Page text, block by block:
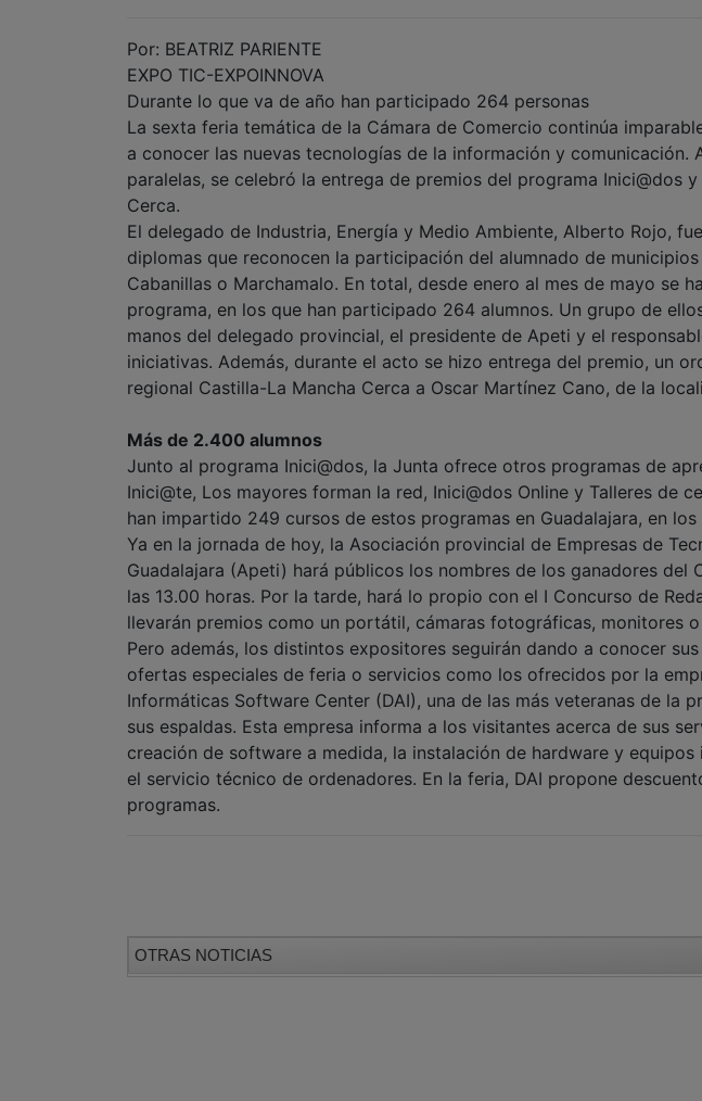
Por: BEATRIZ PARIENTE
EXPO TIC-EXPOINNOVA
Durante lo que va de año han participado 264 personas
La sexta feria temática de la Cámara de Comercio continúa
a conocer las nuevas tecnologías de la información y comunicación.
paralelas, se celebró la entrega de premios del programa Inici@dos
Cerca.
El delegado de Industria, Energía y Medio Ambiente, Alberto Rojo,
diplomas que reconocen la participación del alumnado de
Cabanillas o Marchamalo. En total, desde enero al mes de mayo se
programa, en los que han participado 264 alumnos. Un grupo de
manos del delegado provincial, el presidente de Apeti y el
iniciativas. Además, durante el acto se hizo entrega del premio, un
regional Castilla-La Mancha Cerca a Oscar Martínez Cano, de la
Más de 2.400 alumnos
Junto al programa Inici@dos, la Junta ofrece otros programas de
Inici@te, Los mayores forman la red, Inici@dos Online y Talleres de
han impartido 249 cursos de estos programas en Guadalajara, en
Ya en la jornada de hoy, la Asociación provincial de Empresas de
Guadalajara (Apeti) hará públicos los nombres de los ganadores
las 13.00 horas. Por la tarde, hará lo propio con el I Concurso de
llevarán premios como un portátil, cámaras fotográficas, monitores
Pero además, los distintos expositores seguirán dando a conocer
ofertas especiales de feria o servicios como los ofrecidos por la
Informáticas Software Center (DAI), una de las más veteranas de la
sus espaldas. Esta empresa informa a los visitantes acerca de sus
creación de software a medida, la instalación de hardware y
el servicio técnico de ordenadores. En la feria, DAI propone
programas.
OTRAS NOTICIAS